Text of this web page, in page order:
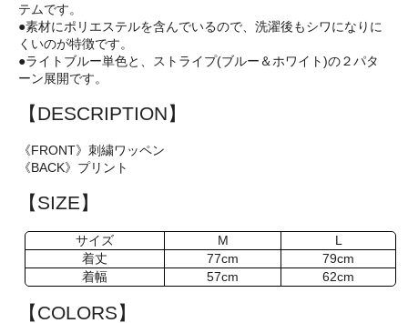
テムです。
●素材にポリエステルを含んでいるので、洗濯後もシワになりに
くいのが特徴です。
●ライトブルー単色と、ストライプ(ブルー＆ホワイト)の２パタ
ーン展開です。
【DESCRIPTION】
《FRONT》刺繍ワッペン
《BACK》プリント
【SIZE】
サイズ M
L
着丈
77cm
79cm
着幅
57cm 62cm
【COLORS】